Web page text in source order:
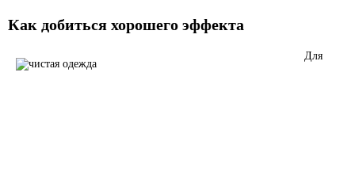
Как добиться хорошего эффекта
Для